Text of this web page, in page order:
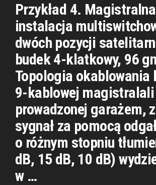
Przykład 4. Magistralna
instalacja
dwóch pozycji
budek 4-klatkowy, 96
Topologia okablowania
9-kablowej magistralali
prowadzonej garażem,
sygnał za pomocą
o różnym stopniu
dB, 15 dB, 10 dB)
w …